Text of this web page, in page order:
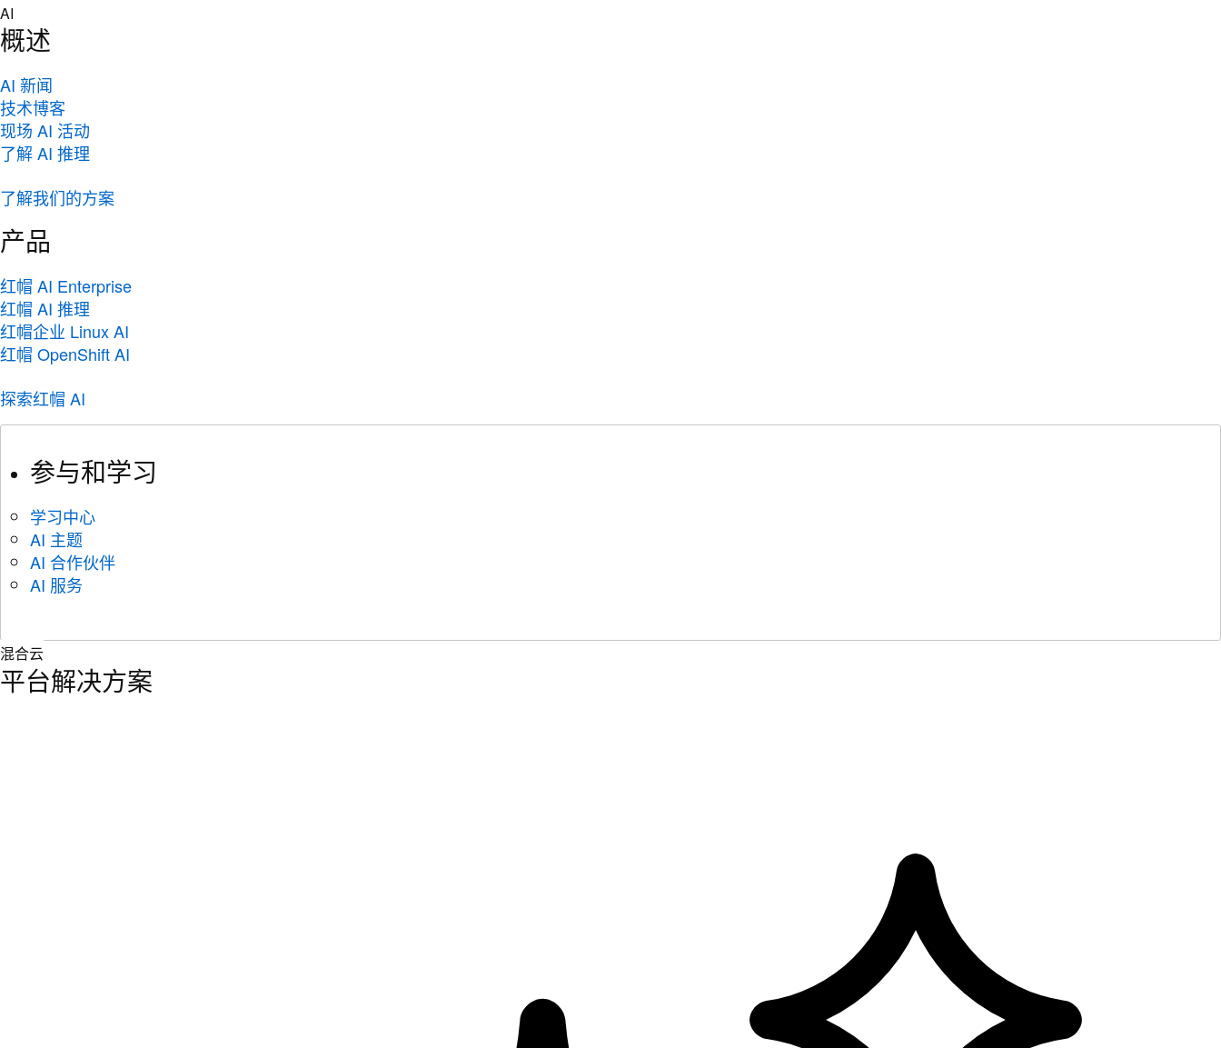
Skip
to
content
AI
概述
AI 新闻
技术博客
现场 AI 活动
了解 AI 推理
了解我们的方案
产品
红帽 AI Enterprise
红帽 AI 推理
红帽企业 Linux AI
红帽 OpenShift AI
探索红帽 AI
参与和学习
学习中心
AI 主题
AI 合作伙伴
AI 服务
混合云
平台解决方案